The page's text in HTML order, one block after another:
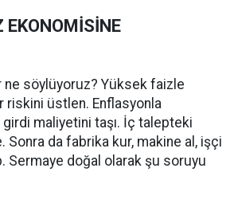
EKONOMİSİNE
ne söylüyoruz? Yüksek faizle
riskini üstlen. Enflasyonla
maliyetini taşı. İç talepteki
Sonra da fabrika kur, makine al, işçi
Sermaye doğal olarak şu soruyu